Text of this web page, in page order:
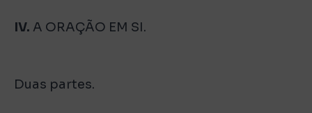
IV. A ORAÇÃO EM SI.
Duas partes.